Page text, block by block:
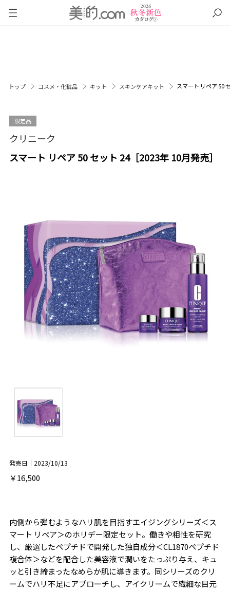
トップ コスメ・化粧品 キット スキンケアキット スマート リペア 50
限定品
クリニーク
スマート リペア 50 セット 24［2023年 10月発売］
発売日｜2023/10/13
￥16,500
内側から弾むようなハリ肌を目指すエイジングシリーズ＜ス
マート リペア＞のホリデー限定セット。働きや相性を研究
し、厳選したペプチドで開発した独自成分＜CL1870ペプチド
複合体＞などを配合した美容液で潤いをたっぷり与え、キュ
ッと引き締まったなめらか肌に導きます。同シリーズのクリ
ームでハリ不足にアプローチし、アイクリームで繊細な目元